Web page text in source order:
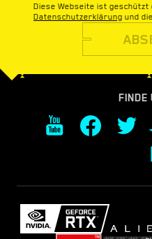
Diese Webseite ist geschützt
Datenschutzerklärung und die
FINDE